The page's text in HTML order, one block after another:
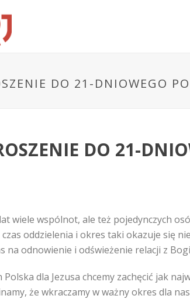
DO 21-DNIOWEGO
DO 21-
wiele wspólnot, ale też pojedynczych
oddzielenia i okres taki okazuje się
na odnowienie i odświeżenie relacji z
Polska dla Jezusa chcemy zachęcić jak
że wkraczamy w ważny okres dla